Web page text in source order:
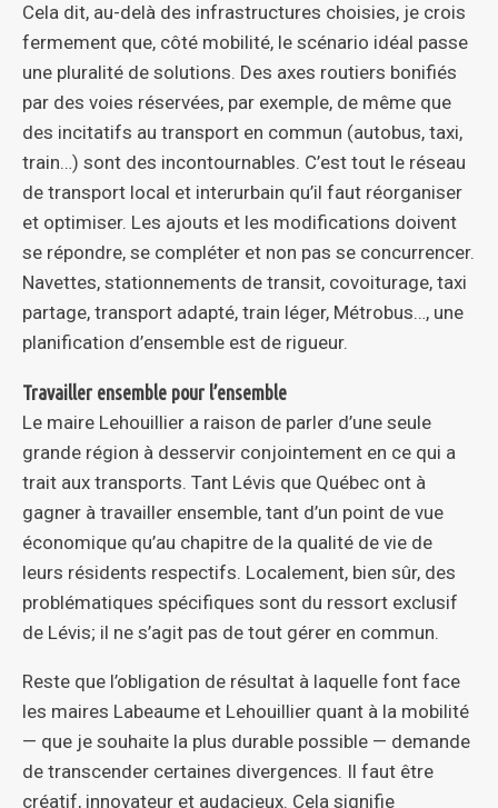
Cela dit, au-delà des infrastructures choisies, je crois
fermement que, côté mobilité, le scénario idéal passe
une pluralité de solutions. Des axes routiers bonifiés
par des voies réservées, par exemple, de même que
des incitatifs au transport en commun (autobus, taxi,
train…) sont des incontournables. C’est tout le réseau
de transport local et interurbain qu’il faut réorganiser
et optimiser. Les ajouts et les modifications doivent
se répondre, se compléter et non pas se concurrencer.
Navettes, stationnements de transit, covoiturage, taxi
partage, transport adapté, train léger, Métrobus…, une
planification d’ensemble est de rigueur.
Travailler ensemble pour l’ensemble
Le maire Lehouillier a raison de parler d’une seule
grande région à desservir conjointement en ce qui a
trait aux transports. Tant Lévis que Québec ont à
gagner à travailler ensemble, tant d’un point de vue
économique qu’au chapitre de la qualité de vie de
leurs résidents respectifs. Localement, bien sûr, des
problématiques spécifiques sont du ressort exclusif
de Lévis; il ne s’agit pas de tout gérer en commun.
Reste que l’obligation de résultat à laquelle font face
les maires Labeaume et Lehouillier quant à la mobilité
— que je souhaite la plus durable possible — demande
de transcender certaines divergences. Il faut être
créatif, innovateur et audacieux. Cela signifie